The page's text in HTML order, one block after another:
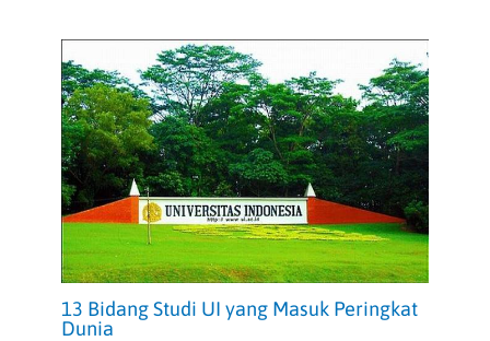
13 Bidang Studi UI yang Masuk Peringkat
Dunia